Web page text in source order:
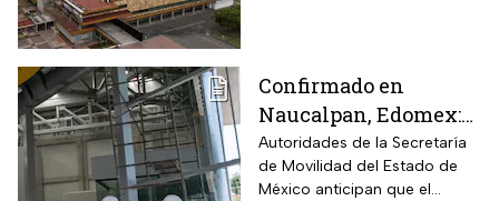
Confirmado en
Naucalpan, Edomex:
la Línea 3 del
Mexicable llega al
Autoridades de la Secretaría
de Movilidad del Estado de
México anticipan que el